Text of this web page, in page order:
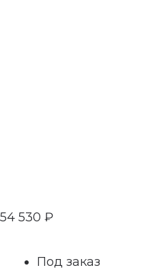
54 530 ₽
Под заказ